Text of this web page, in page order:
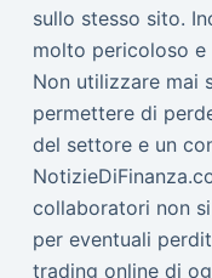
sullo stesso sito.
molto pericoloso
Non utilizzare mai
permettere di
del settore e un
collaboratori non
per eventuali
trading online di